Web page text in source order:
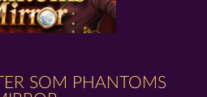
SOM PHANTOMS